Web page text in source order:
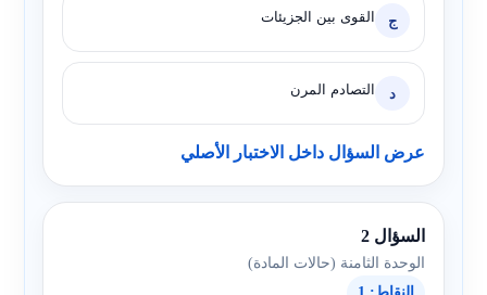
ج القوى بين الجزيئات
د التصادم المرن
عرض السؤال داخل الاختبار الأصلي
السؤال 2
الوحدة الثامنة (حالات المادة)